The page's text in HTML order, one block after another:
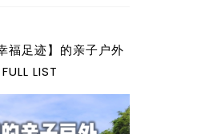
福足迹】的亲子户外
FULL LIST